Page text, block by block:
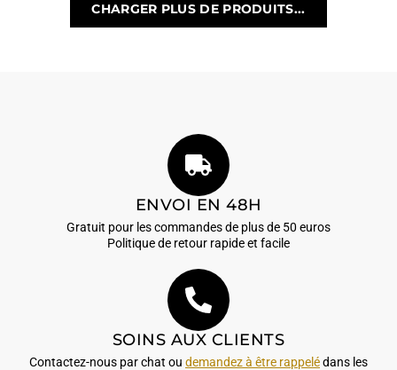
CHARGER PLUS DE PRODUITS...
ENVOI EN 48H
Gratuit pour les commandes de plus de 50 euros
Politique de retour rapide et facile
SOINS AUX CLIENTS
Contactez-nous par chat ou demandez à être rappelédans les